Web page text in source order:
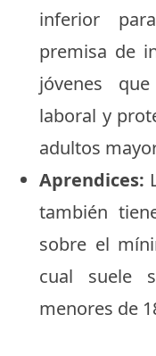
inferior
premisa de
jóvenes
laboral y
adultos
Aprendices:
también
sobre el
cual suele
menores de